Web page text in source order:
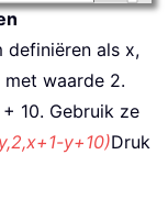
definiëren als x,
met waarde 2.
10. Gebruik ze
y+10)Druk